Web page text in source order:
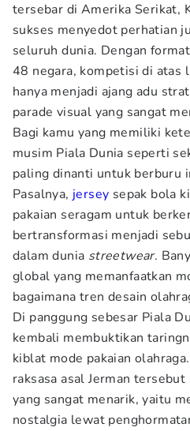
tersebar di Amerika Serikat,
sukses menyedot perhatian
seluruh dunia. Dengan
48 negara, kompetisi di atas
hanya menjadi ajang adu
parade visual yang sangat
Bagi kamu yang memiliki
musim Piala Dunia seperti
paling dinanti untuk berburu
Pasalnya, jersey sepak bola
pakaian seragam untuk
bertransformasi menjadi
dalam dunia streetwear.
global yang memanfaatkan
bagaimana tren desain
Di panggung sebesar Piala
kembali membuktikan
kiblat mode pakaian
raksasa asal Jerman
yang sangat menarik, yaitu
nostalgia lewat